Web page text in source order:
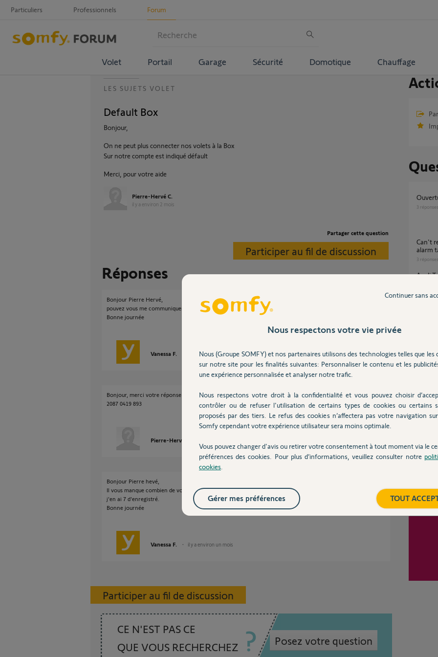
Particuliers Professionnels Forum
Volet Portail Garage Sécurité Domotique Chauffage
LES SUJETS VOLET
Default Box
Bonjour,
On ne peut plus connecter nos volets à la Box
Sur notre compte est indiqué défault
Merci, pour votre aide
Pierre-Hervé C.
il y a environ 2 mois
Partager cette question
Participer au fil de discussion
Réponses
Bonjour Pierre Hervé,
pouvez vous me communiquer le code pin de votre box pour que je puisse vous aider.
Bonne journée
Vanessa F. il y a environ 2 mois
Bonjour, merci votre réponse voici le N°PIN de ma box
2087 0419 893
Pierre-Hervé C.
Bonjour Pierre hevé,
Il vous manque combien de volets dans votre Tahoma.
j'en ai 7 d'enregistré.
Bonne journée
Vanessa F. il y a environ un mois
Participer au fil de discussion
CE N'EST PAS CE
QUE VOUS RECHERCHEZ
Posez votre question
3 réponses
can't reset to default smoke detector io
alarm
3 réponses
Appli Tahoma by Somfy : site/installation en
Pb
réponses
Nous respectons votre vie privée
Nous (Groupe SOMFY) et nos partenaires utilisons des technologies telles que les
sur notre site pour les finalités suivantes: Personnaliser le contenu et les
une expérience personnalisée et analyser notre trafic.
Nous respectons votre droit à la confidentialité et vous pouvez choisir
contrôler ou de refuser l'utilisation de certains types de cookies ou certains
proposés par des tiers. Le refus des cookies n’affectera pas votre navigation
Somfy cependant votre expérience utilisateur sera moins optimale.
Vous pouvez changer d'avis ou retirer votre consentement à tout moment via le
préférences des cookies. Pour plus d’informations, veuillez consulter notre
cookies
Continuer sans
TOUT
Gérer mes préférences